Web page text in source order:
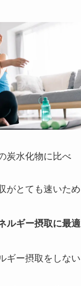
炭水化物に比べ
がとても速いため
ルギー摂取に最適
ギー摂取をしない